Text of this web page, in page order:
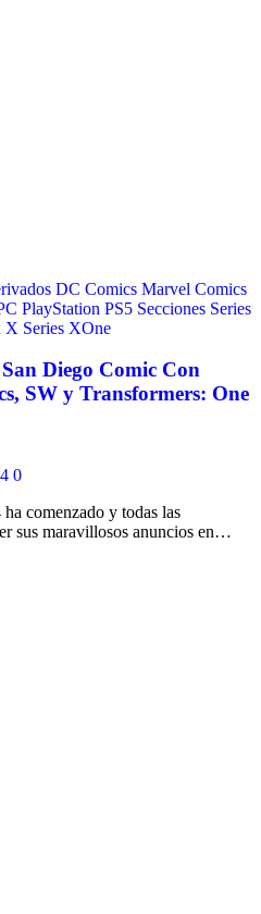
DC Comics Marvel Comics
PlayStation PS5 Secciones Series
X Series XOne
Diego Comic Con
SW y Transformers: One
0
comenzado y todas las
sus maravillosos anuncios en…